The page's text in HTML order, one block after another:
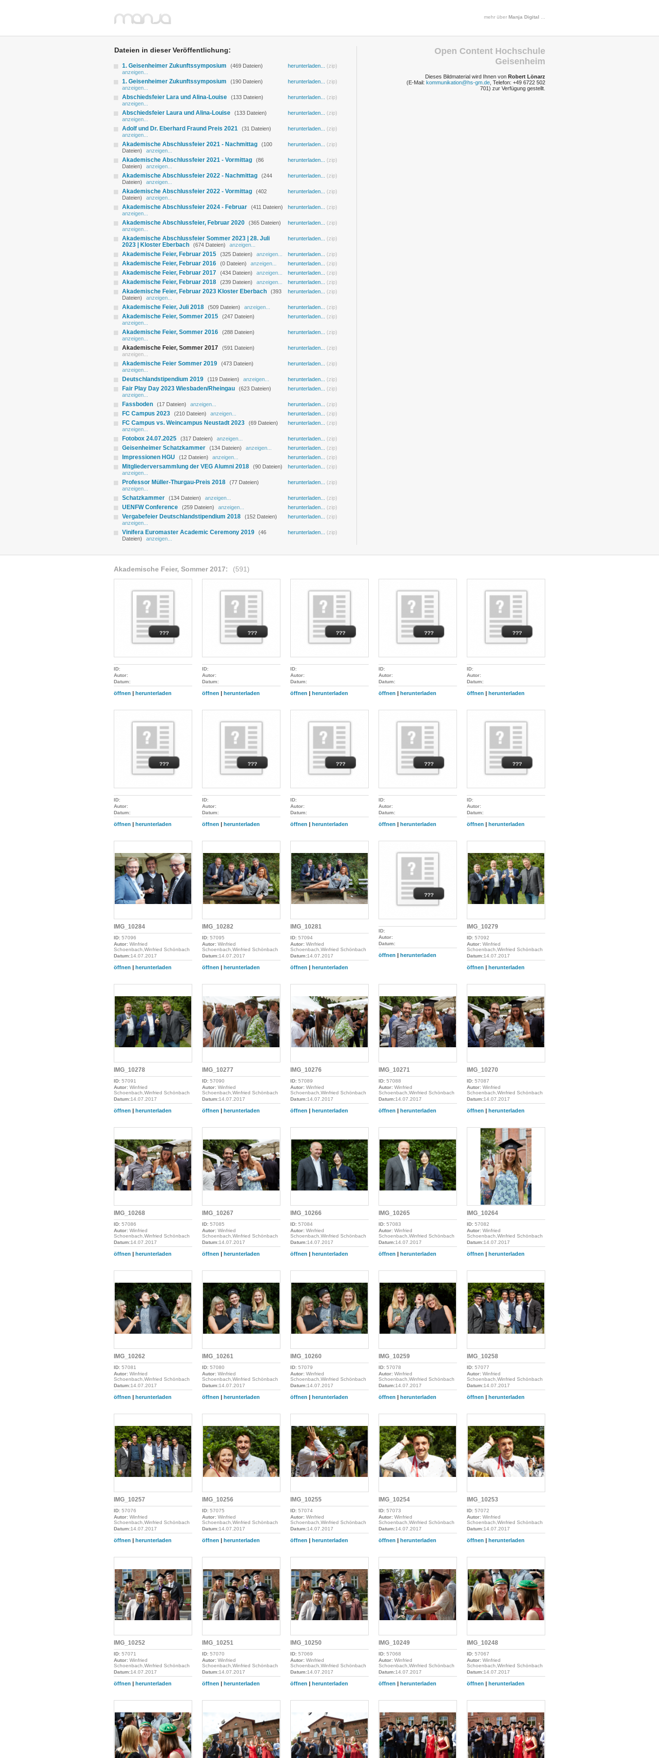
mehr über Manja Digital ...
Open Content Hochschule
Geisenheim
Dieses Bildmaterial wird Ihnen von Robert Lönarz
(E-Mail: kommunikation@hs-gm.de , Telefon: +49 6722 502
701) zur Verfügung gestellt.
Dateien in dieser Veröffentlichung:
herunterladen... (zip)
1. Geisenheimer Zukunftssymposium
(469 Dateien)
anzeigen...
herunterladen...
(zip)
1. Geisenheimer Zukunftssymposium
(190 Dateien)
anzeigen...
herunterladen...
(zip)
Abschiedsfeier Lara und Alina-Louise
(133 Dateien)
anzeigen...
herunterladen...
(zip)
Abschiedsfeier Laura und Alina-Louise
(133 Dateien)
anzeigen...
herunterladen...
(zip)
Adolf und Dr. Eberhard Fraund Preis 2021
(31 Dateien)
anzeigen...
herunterladen...
(zip)
Akademische Abschlussfeier 2021 - Nachmittag
(100
Dateien)
anzeigen...
herunterladen...
(zip)
Akademische Abschlussfeier 2021 - Vormittag
(86
Dateien)
anzeigen...
herunterladen...
(zip)
Akademische Abschlussfeier 2022 - Nachmittag
(244
Dateien)
anzeigen...
herunterladen...
(zip)
Akademische Abschlussfeier 2022 - Vormittag
(402
Dateien)
anzeigen...
herunterladen...
(zip)
Akademische Abschlussfeier 2024 - Februar
(411 Dateien)
anzeigen...
herunterladen...
(zip)
Akademische Abschlussfeier, Februar 2020
(365 Dateien)
anzeigen...
herunterladen...
(zip)
Akademische Abschlussfeier Sommer 2023 | 28. Juli
2023 | Kloster Eberbach
(674 Dateien)
anzeigen...
herunterladen...
(zip)
Akademische Feier, Februar 2015 (325 Dateien)
anzeigen...
herunterladen...
(zip)
Akademische Feier, Februar 2016 (0 Dateien)
anzeigen...
herunterladen...
(zip)
Akademische Feier, Februar 2017 (434 Dateien)
anzeigen...
herunterladen...
(zip)
Akademische Feier, Februar 2018 (239 Dateien)
anzeigen...
herunterladen...
(zip)
Akademische Feier, Februar 2023 Kloster Eberbach
(393
Dateien)
anzeigen...
herunterladen...
(zip)
Akademische Feier, Juli 2018 (509 Dateien)
anzeigen...
herunterladen...
(zip)
Akademische Feier, Sommer 2015
(247 Dateien)
anzeigen...
herunterladen...
(zip)
Akademische Feier, Sommer 2016
(288 Dateien)
anzeigen...
herunterladen...
(zip)
Akademische Feier, Sommer 2017
(591 Dateien)
anzeigen...
herunterladen...
(zip)
Akademische Feier Sommer 2019
(473 Dateien)
anzeigen...
herunterladen...
(zip)
Deutschlandstipendium 2019 (119 Dateien)
anzeigen...
herunterladen...
(zip)
Fair Play Day 2023 Wiesbaden/Rheingau
(623 Dateien)
anzeigen...
herunterladen...
(zip)
Fassboden (17 Dateien)
anzeigen...
herunterladen...
(zip)
FC Campus 2023 (210 Dateien)
anzeigen...
herunterladen...
(zip)
FC Campus vs. Weincampus Neustadt 2023
(69 Dateien)
anzeigen...
herunterladen...
(zip)
Fotobox 24.07.2025 (317 Dateien)
anzeigen...
herunterladen...
(zip)
Geisenheimer Schatzkammer (134 Dateien)
anzeigen...
herunterladen...
(zip)
Impressionen HGU (12 Dateien)
anzeigen...
herunterladen...
(zip)
Mitgliederversammlung der VEG Alumni 2018
(90 Dateien)
anzeigen...
herunterladen...
(zip)
Professor Müller-Thurgau-Preis 2018
(77 Dateien)
anzeigen...
herunterladen...
(zip)
Schatzkammer (134 Dateien)
anzeigen...
herunterladen...
(zip)
UENFW Conference (259 Dateien)
anzeigen...
herunterladen...
(zip)
Vergabefeier Deutschlandstipendium 2018
(152 Dateien)
anzeigen...
herunterladen...
(zip)
Vinifera Euromaster Academic Ceremony 2019
(46
Dateien)
anzeigen...
Akademische Feier, Sommer 2017: (591)
ID:
Autor:
Datum:
öffnen | herunterladen
ID:
Autor:
Datum:
öffnen | herunterladen
ID:
Autor:
Datum:
öffnen | herunterladen
ID:
Autor:
Datum:
öffnen | herunterladen
ID:
Autor:
Datum:
öffnen | herunterladen
ID:
Autor:
Datum:
öffnen | herunterladen
ID:
Autor:
Datum:
öffnen | herunterladen
ID:
Autor:
Datum:
öffnen | herunterladen
ID:
Autor:
Datum:
öffnen | herunterladen
ID:
Autor:
Datum:
öffnen | herunterladen
IMG_10284
ID: 57096
Autor: Winfried
Schoenbach,Winfried Schönbach
Datum:14.07.2017
öffnen | herunterladen
IMG_10282
ID: 57095
Autor: Winfried
Schoenbach,Winfried Schönbach
Datum:14.07.2017
öffnen | herunterladen
IMG_10281
ID: 57094
Autor: Winfried
Schoenbach,Winfried Schönbach
Datum:14.07.2017
öffnen | herunterladen
ID:
Autor:
Datum:
öffnen | herunterladen
IMG_10279
ID: 57092
Autor: Winfried
Schoenbach,Winfried Schönbach
Datum:14.07.2017
öffnen | herunterladen
IMG_10278
ID: 57091
Autor: Winfried
Schoenbach,Winfried Schönbach
Datum:14.07.2017
öffnen | herunterladen
IMG_10277
ID: 57090
Autor: Winfried
Schoenbach,Winfried Schönbach
Datum:14.07.2017
öffnen | herunterladen
IMG_10276
ID: 57089
Autor: Winfried
Schoenbach,Winfried Schönbach
Datum:14.07.2017
öffnen | herunterladen
IMG_10271
ID: 57088
Autor: Winfried
Schoenbach,Winfried Schönbach
Datum:14.07.2017
öffnen | herunterladen
IMG_10270
ID: 57087
Autor: Winfried
Schoenbach,Winfried Schönbach
Datum:14.07.2017
öffnen | herunterladen
IMG_10268
ID: 57086
Autor: Winfried
Schoenbach,Winfried Schönbach
Datum:14.07.2017
öffnen | herunterladen
IMG_10267
ID: 57085
Autor: Winfried
Schoenbach,Winfried Schönbach
Datum:14.07.2017
öffnen | herunterladen
IMG_10266
ID: 57084
Autor: Winfried
Schoenbach,Winfried Schönbach
Datum:14.07.2017
öffnen | herunterladen
IMG_10265
ID: 57083
Autor: Winfried
Schoenbach,Winfried Schönbach
Datum:14.07.2017
öffnen | herunterladen
IMG_10264
ID: 57082
Autor: Winfried
Schoenbach,Winfried Schönbach
Datum:14.07.2017
öffnen | herunterladen
IMG_10262
ID: 57081
Autor: Winfried
Schoenbach,Winfried Schönbach
Datum:14.07.2017
öffnen | herunterladen
IMG_10261
ID: 57080
Autor: Winfried
Schoenbach,Winfried Schönbach
Datum:14.07.2017
öffnen | herunterladen
IMG_10260
ID: 57079
Autor: Winfried
Schoenbach,Winfried Schönbach
Datum:14.07.2017
öffnen | herunterladen
IMG_10259
ID: 57078
Autor: Winfried
Schoenbach,Winfried Schönbach
Datum:14.07.2017
öffnen | herunterladen
IMG_10258
ID: 57077
Autor: Winfried
Schoenbach,Winfried Schönbach
Datum:14.07.2017
öffnen | herunterladen
IMG_10257
ID: 57076
Autor: Winfried
Schoenbach,Winfried Schönbach
Datum:14.07.2017
öffnen | herunterladen
IMG_10256
ID: 57075
Autor: Winfried
Schoenbach,Winfried Schönbach
Datum:14.07.2017
öffnen | herunterladen
IMG_10255
ID: 57074
Autor: Winfried
Schoenbach,Winfried Schönbach
Datum:14.07.2017
öffnen | herunterladen
IMG_10254
ID: 57073
Autor: Winfried
Schoenbach,Winfried Schönbach
Datum:14.07.2017
öffnen | herunterladen
IMG_10253
ID: 57072
Autor: Winfried
Schoenbach,Winfried Schönbach
Datum:14.07.2017
öffnen | herunterladen
IMG_10252
ID: 57071
Autor: Winfried
Schoenbach,Winfried Schönbach
Datum:14.07.2017
öffnen | herunterladen
IMG_10251
ID: 57070
Autor: Winfried
Schoenbach,Winfried Schönbach
Datum:14.07.2017
öffnen | herunterladen
IMG_10250
ID: 57069
Autor: Winfried
Schoenbach,Winfried Schönbach
Datum:14.07.2017
öffnen | herunterladen
IMG_10249
ID: 57068
Autor: Winfried
Schoenbach,Winfried Schönbach
Datum:14.07.2017
öffnen | herunterladen
IMG_10248
ID: 57067
Autor: Winfried
Schoenbach,Winfried Schönbach
Datum:14.07.2017
öffnen | herunterladen